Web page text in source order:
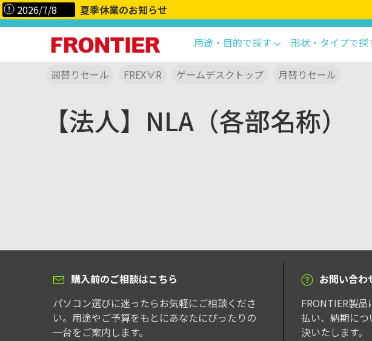
2026/7/8 夏季休業のお知らせ
用途・目的で探す 形状・タイプで探
週替りセール FREX∀R ゲームデスクトップ 月替りセール
【法人】NLA（各部名称）
購入前のご相談はこちら
パソコン選びに迷ったらお気軽にご相談くださ
い。用途やご予算をもとにあなたにぴったりの
一台をご案内します。
お問い合わ
FRONTIER製
払い、納期に
決いたします。